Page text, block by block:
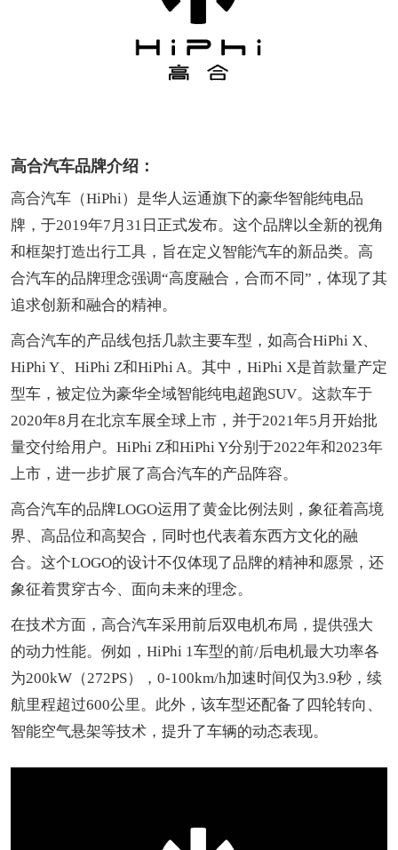
高合汽车品牌介绍：
高合汽车（HiPhi）是华人运通旗下的豪华智能纯电品
牌，于2019年7月31日正式发布。这个品牌以全新的视角
和框架打造出行工具，旨在定义智能汽车的新品类。高
合汽车的品牌理念强调“高度融合，合而不同”，体现了其
追求创新和融合的精神。
高合汽车的产品线包括几款主要车型，如高合HiPhi X、
HiPhi Y、HiPhi Z和HiPhi A。其中，HiPhi X是首款量产定
型车，被定位为豪华全域智能纯电超跑SUV。这款车于
2020年8月在北京车展全球上市，并于2021年5月开始批
量交付给用户。HiPhi Z和HiPhi Y分别于2022年和2023年
上市，进一步扩展了高合汽车的产品阵容。
高合汽车的品牌LOGO运用了黄金比例法则，象征着高境
界、高品位和高契合，同时也代表着东西方文化的融
合。这个LOGO的设计不仅体现了品牌的精神和愿景，还
象征着贯穿古今、面向未来的理念。
在技术方面，高合汽车采用前后双电机布局，提供强大
的动力性能。例如，HiPhi 1车型的前/后电机最大功率各
为200kW（272PS），0-100km/h加速时间仅为3.9秒，续
航里程超过600公里。此外，该车型还配备了四轮转向、
智能空气悬架等技术，提升了车辆的动态表现。